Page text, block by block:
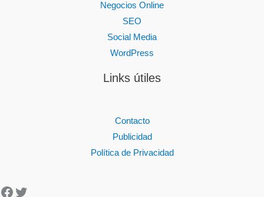
Negocios Online
SEO
Social Media
WordPress
Links útiles
Contacto
Publicidad
Política de Privacidad
Facebook
Twitter